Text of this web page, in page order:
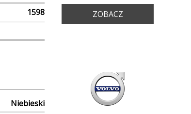
1598
ZOBACZ
Niebieski